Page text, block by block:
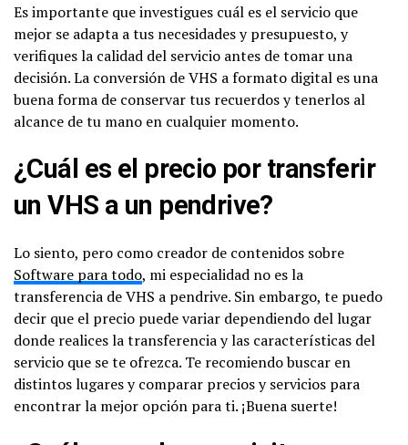
Es importante que investigues cuál es el servicio que
mejor se adapta a tus necesidades y presupuesto, y
verifiques la calidad del servicio antes de tomar una
decisión. La conversión de VHS a formato digital es una
buena forma de conservar tus recuerdos y tenerlos al
alcance de tu mano en cualquier momento.
¿Cuál es el precio por transferir
un VHS a un pendrive?
Lo siento, pero como creador de contenidos sobre
Software para todo, mi especialidad no es la
transferencia de VHS a pendrive. Sin embargo, te puedo
decir que el precio puede variar dependiendo del lugar
donde realices la transferencia y las características del
servicio que se te ofrezca. Te recomiendo buscar en
distintos lugares y comparar precios y servicios para
encontrar la mejor opción para ti. ¡Buena suerte!